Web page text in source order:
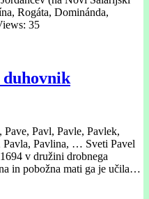
Rogáta, Dominánda,
35
duhovnik
Pavl, Pavle, Pavlek,
Pavla, Pavlina, … Sveti Pavel
v družini drobnega
in pobožna mati ga je učila…